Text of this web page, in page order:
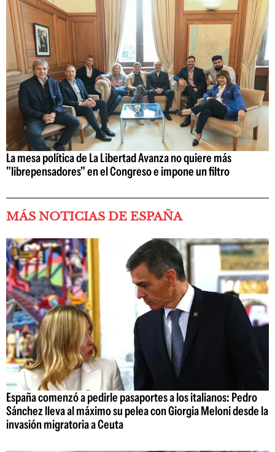
La mesa política de La Libertad Avanza no quiere más
"librepensadores" en el Congreso e impone un filtro
MÁS NOTICIAS DE ESPAÑA
España comenzó a pedirle pasaportes a los italianos: Pedro
Sánchez lleva al máximo su pelea con Giorgia Meloni desde la
invasión migratoria a Ceuta